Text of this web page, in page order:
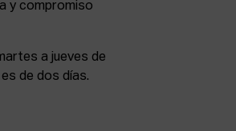
a jueves de
de dos días.